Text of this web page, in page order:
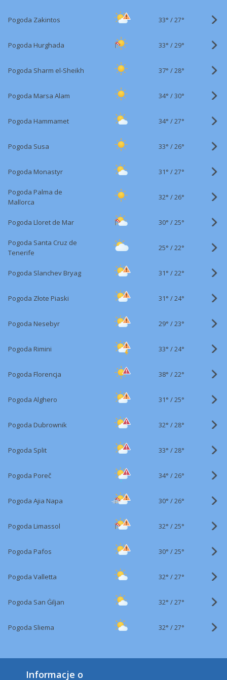
Pogoda Zakintos 33° /27°
Pogoda Hurghada 33° /29°
Pogoda Sharm el-Sheikh 37° /28°
Pogoda Marsa Alam 34° /30°
Pogoda Hammamet 34° /27°
Pogoda Susa 33° /26°
Pogoda Monastyr 31° /27°
Pogoda Palma de
Mallorca
32° /26°
Pogoda Lloret de Mar 30° /25°
Pogoda Santa Cruz de
Tenerife
25° /22°
Pogoda Slanchev Bryag 31° /22°
Pogoda Złote Piaski 31° /24°
Pogoda Nesebyr 29° /23°
Pogoda Rimini 33° /24°
Pogoda Florencja 38° /22°
Pogoda Alghero 31° /25°
Pogoda Dubrownik 32° /28°
Pogoda Split 33° /28°
Pogoda Poreč 34° /26°
Pogoda Ajia Napa 30° /26°
Pogoda Limassol 32° /25°
Pogoda Pafos 30° /25°
Pogoda Valletta 32° /27°
Pogoda San Ġiljan 32° /27°
Pogoda Sliema 32° /27°
Informacje o